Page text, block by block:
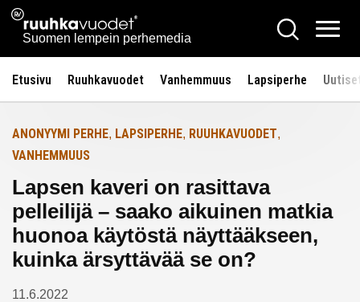
Siirry
sisältöön
Ruuhkavuodet.fi
Suomen lempein perhemedia
Hae
Etusivu Ruuhkavuodet Vanhemmuus Lapsiperhe
Etusivulle
ANONYYMI PERHE, LAPSIPERHE, RUUHKAVUODET,
VANHEMMUUS
Lapsen kaveri on rasittava
pelleilijä – saako aikuinen matkia
huonoa käytöstä näyttääkseen,
kuinka ärsyttävää se on?
11.6.2022